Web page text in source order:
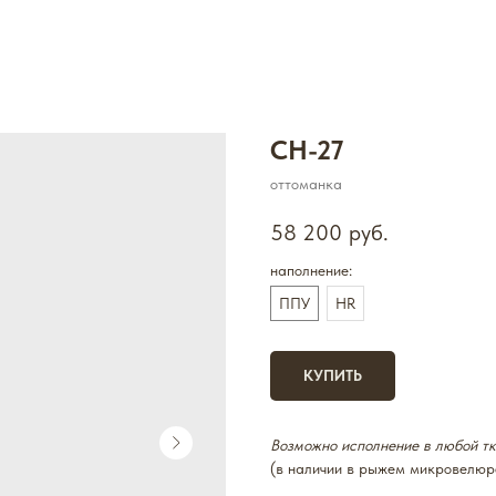
CH-27
оттоманка
58 200 руб.
наполнение:
ППУ
HR
КУПИТЬ
Возможно исполнение в любой
(в наличии в рыжем